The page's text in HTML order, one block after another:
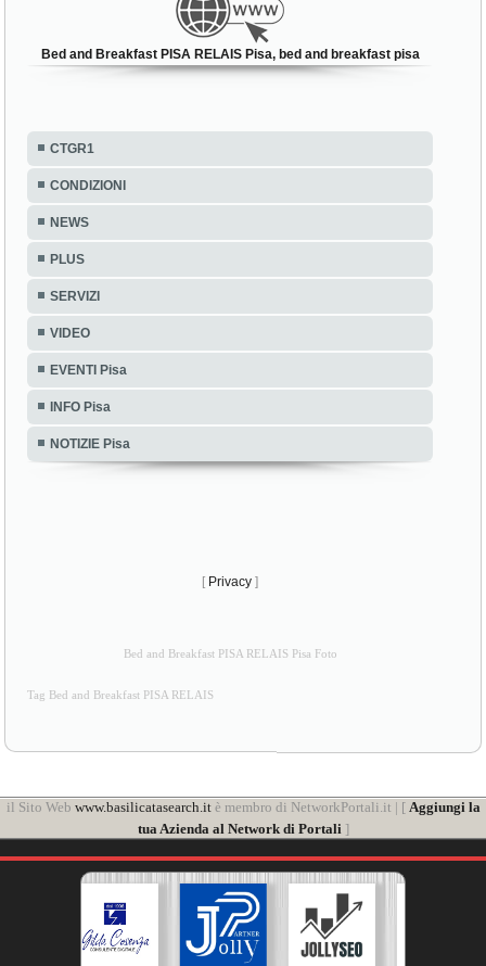
Bed and Breakfast PISA RELAIS Pisa, bed and breakfast pisa
CTGR1
CONDIZIONI
NEWS
PLUS
SERVIZI
VIDEO
EVENTI Pisa
INFO Pisa
NOTIZIE Pisa
[ Privacy ]
Bed and Breakfast PISA RELAIS Pisa Foto
Tag Bed and Breakfast PISA RELAIS
il Sito Web www.basilicatasearch.itè membro di NetworkPortali.it | [ Aggiungi la
tua Azienda al Network di Portali ]